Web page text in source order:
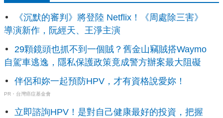
《沉默的審判》將登陸 Netflix！《周處除三害》
導演新作，阮經天、王淨主演
29顆鏡頭也抓不到一個賊？舊金山竊賊搭Waymo
自駕車逃逸，隱私保護政策竟成警方辦案最大阻礙
伴侶和妳一起預防HPV，才有資格說愛妳！
PR・台灣癌症基金會
立即諮詢HPV！是對自己健康最好的投資，把握